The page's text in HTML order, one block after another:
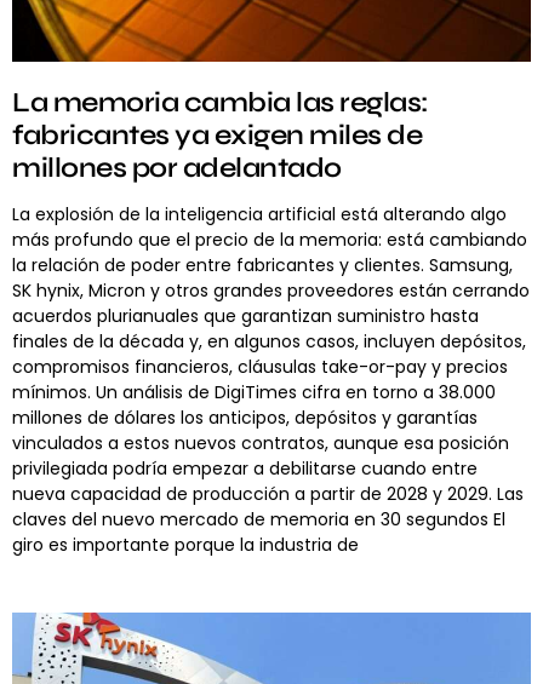
La memoria cambia las reglas:
fabricantes ya exigen miles de
millones por adelantado
La explosión de la inteligencia artificial está alterando algo
más profundo que el precio de la memoria: está cambiando
la relación de poder entre fabricantes y clientes. Samsung,
SK hynix, Micron y otros grandes proveedores están cerrando
acuerdos plurianuales que garantizan suministro hasta
finales de la década y, en algunos casos, incluyen depósitos,
compromisos financieros, cláusulas take-or-pay y precios
mínimos. Un análisis de DigiTimes cifra en torno a 38.000
millones de dólares los anticipos, depósitos y garantías
vinculados a estos nuevos contratos, aunque esa posición
privilegiada podría empezar a debilitarse cuando entre
nueva capacidad de producción a partir de 2028 y 2029. Las
claves del nuevo mercado de memoria en 30 segundos El
giro es importante porque la industria de